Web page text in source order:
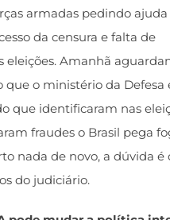
armadas pedindo ajuda
da censura e falta de
eleições. Amanhã
que o ministério da Defesa
que identificaram nas
fraudes o Brasil pega
nada de novo, a dúvida é
do judiciário.